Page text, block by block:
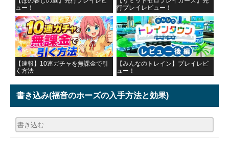
ュー！
行プレイレビュー！
【速報】10連ガチャを無課金で引
く方法
【みんなのトレイン】プレイレビ
ュー！
書き込み(福音のホーズの入手方法と効果)